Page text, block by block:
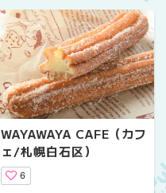
WAYAWAYA CAFE（カフ
ェ/札幌白石区）
6